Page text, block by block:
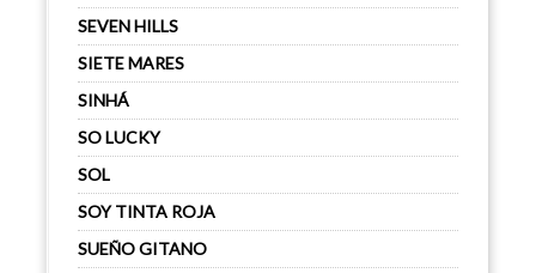
SEVEN HILLS
SIETE MARES
SINHÁ
SO LUCKY
SOL
SOY TINTA ROJA
SUEÑO GITANO